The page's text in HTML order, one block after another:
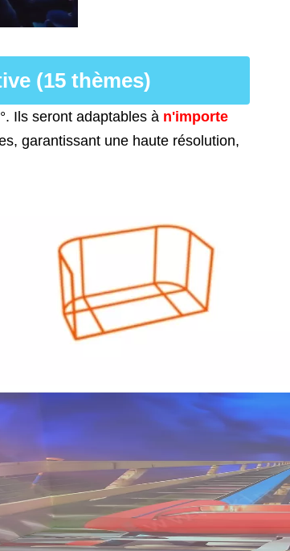
(15 thèmes)
Ils seront adaptables à n'importe
garantissant une haute résolution,